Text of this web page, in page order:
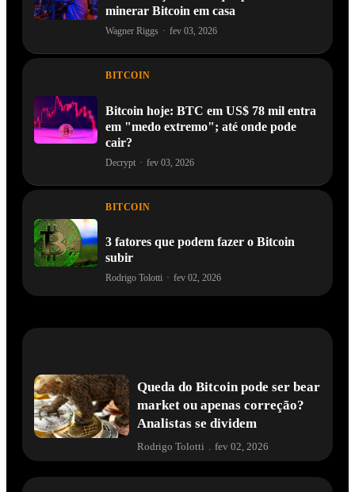
minerar Bitcoin em casa
Wagner Riggs · fev 03, 2026
BITCOIN
Bitcoin hoje: BTC em US$ 78 mil entra
em "medo extremo"; até onde pode
cair?
Decrypt · fev 03, 2026
BITCOIN
3 fatores que podem fazer o Bitcoin
subir
Rodrigo Tolotti · fev 02, 2026
Queda do Bitcoin pode ser bear
market ou apenas correção?
Analistas se dividem
Rodrigo Tolotti fev 02, 2026